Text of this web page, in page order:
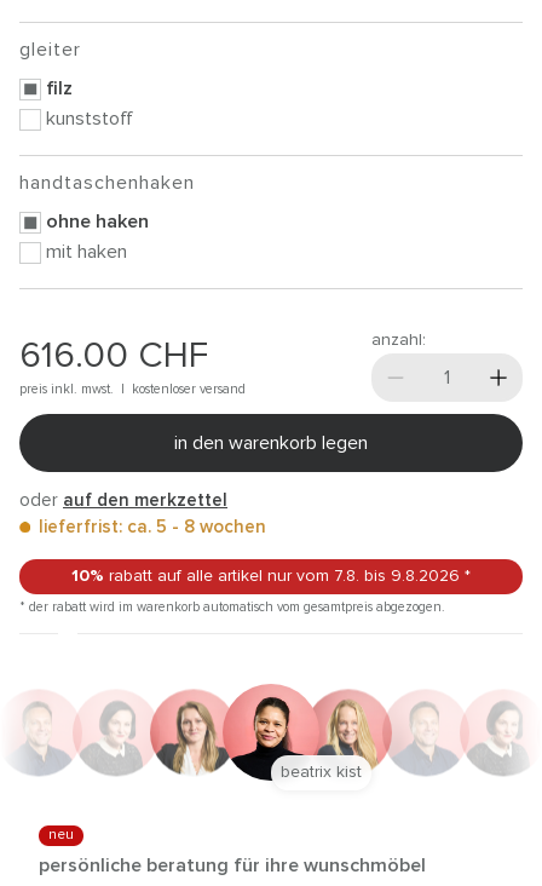
gleiter
filz
kunststoff
handtaschenhaken
ohne haken
mit haken
616.00 CHF
preis inkl. mwst. | kostenloser versand
anzahl:
in den warenkorb legen
oder auf den merkzettel
lieferfrist: ca. 5 - 8 wochen
10% rabatt auf alle artikel nur vom 7.8. bis 9.8.2026 *
* der rabatt wird im warenkorb automatisch vom gesamtpreis abgezogen.
neu
persönliche beratung für ihre wunschmöbel
beatrix kist